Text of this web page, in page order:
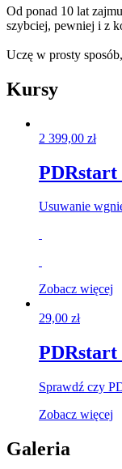
Od ponad 10 lat
szybciej, pewniej i z
Uczę w prosty
Kursy
2 399,00 zł
PDRstart
Usuwanie
Zobacz więcej
29,00 zł
PDRstart
Sprawdź czy
Zobacz więcej
Galeria